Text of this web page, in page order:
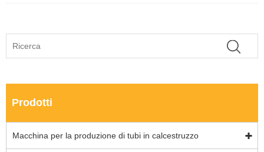
Prodotti
Macchina per la produzione di tubi in calcestruzzo